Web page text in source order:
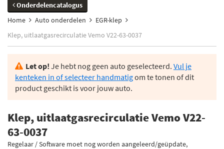
Onderdelencatalogus
Home
Auto onderdelen
EGR-klep
Klep, uitlaatgasrecirculatie Vemo V22-63-0037
Let op! Je hebt nog geen auto geselecteerd. Vul je
kenteken in of selecteer handmatigom te tonen of dit
product geschikt is voor jouw auto.
Klep, uitlaatgasrecirculatie Vemo V22-
63-0037
Regelaar / Software moet nog worden aangeleerd/geüpdate,